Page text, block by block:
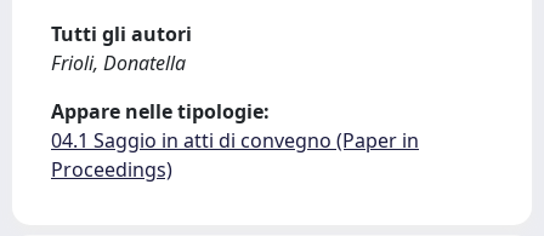
Tutti gli autori
Frioli, Donatella
Appare nelle tipologie:
04.1 Saggio in atti di convegno (Paper in
Proceedings)